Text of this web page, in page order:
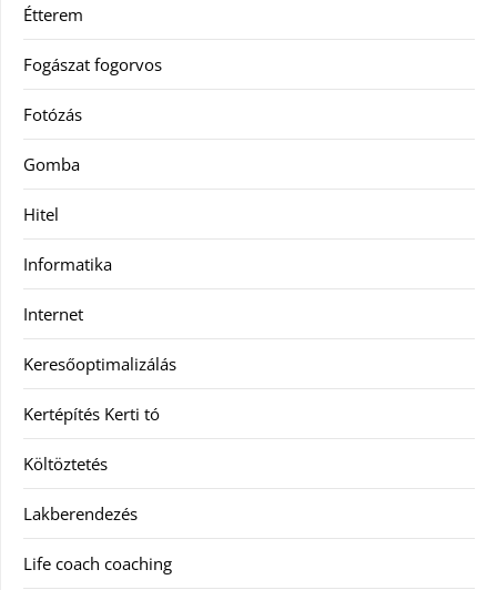
Étterem
Fogászat fogorvos
Fotózás
Gomba
Hitel
Informatika
Internet
Keresőoptimalizálás
Kertépítés Kerti tó
Költöztetés
Lakberendezés
Life coach coaching